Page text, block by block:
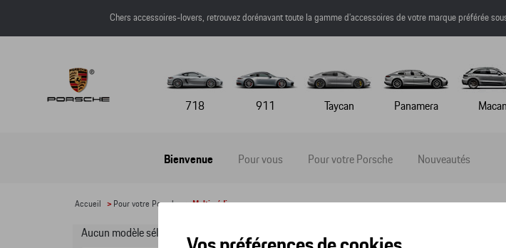
Chers accessoires-lovers, retrouvez dorénavant toute la gamme d’accessoires de votre marque préférée
718 911 Taycan Panamera Macan
Bienvenue Pour vous Pour votre Porsche Nouveautés
Accueil > Pour votre Porsche > Multimédia
Aucun modèle sélectionné (Tout afficher) Multimédia